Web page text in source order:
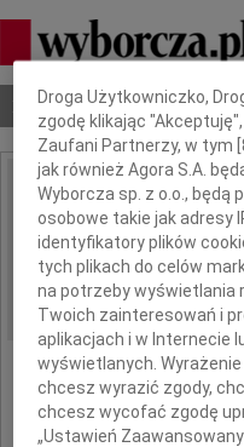
Nekrologi Odeszli
IMIĘ I NAZWISKO:
REGION: Białystok
DATA EMISJI:
Dbamy o Twoją prywatność
Droga Użytkowniczko,
zgodę klikając
Zaufani Partnerzy, w tym [
jak również Agora S.A.
Wyborcza sp. z o.o., będą
osobowe takie jak adresy
identyfikatory plików
tych plikach do celów
na potrzeby wyświetlania
Twoich zainteresowań i
aplikacjach i w Internecie
wyświetlanych.
chcesz wyrazić zgody,
chcesz wycofać zgodę
„Ustawień